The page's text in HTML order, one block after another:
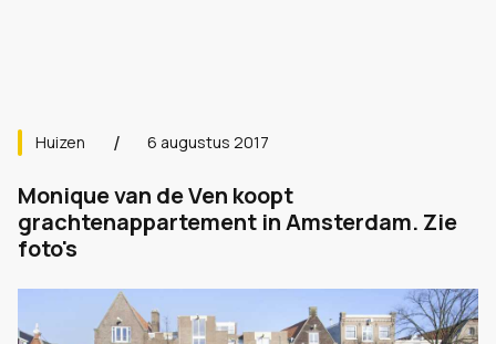
Huizen 6 augustus 2017
Monique van de Ven koopt
grachtenappartement in Amsterdam. Zie
foto's